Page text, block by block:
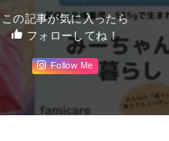
この記事が気に入ったら
フォローしてね！
Follow Me